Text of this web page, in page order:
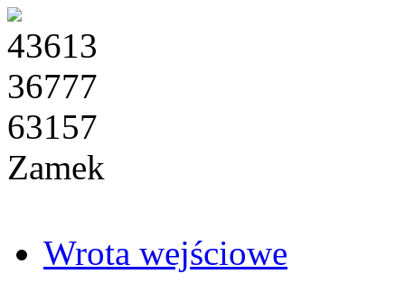
43613
36777
63157
Zamek
Wrota wejściowe